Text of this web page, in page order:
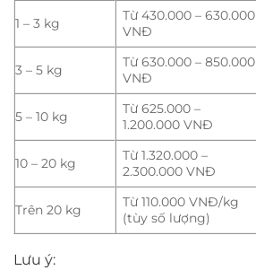
1 – 3 kg
Từ 430.000 – 630.000
VNĐ
3 – 5 kg
Từ 630.000 – 850.000
VNĐ
5 – 10 kg
Từ 625.000 –
1.200.000 VNĐ
10 – 20 kg
Từ 1.320.000 –
2.300.000 VNĐ
Trên 20 kg
Từ 110.000 VNĐ/kg
(tùy số lượng)
Lưu ý: